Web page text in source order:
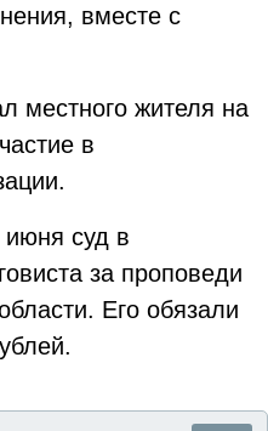
вместе с
местного жителя на
в
суд в
за проповеди
Его обязали